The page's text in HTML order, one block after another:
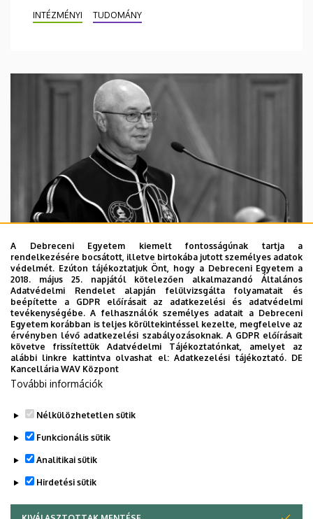
INTÉZMÉNYI TUDOMÁNY
2026. augusztus 5.
Díszdoktorát gyászolja a Debreceni
Egyetem
INTÉZMÉNYI TTK TUDOMÁNY
A Debreceni Egyetem kiemelt fontosságúnak tartja a
rendelkezésére bocsátott, illetve birtokába jutott személyes adatok
védelmét. Ezúton tájékoztatjuk Önt, hogy a Debreceni Egyetem a
2018. május 25. napjától kötelezően alkalmazandó Általános
Adatvédelmi Rendelet alapján felülvizsgálta folyamatait és
beépítette a GDPR előírásait az adatkezelési és adatvédelmi
tevékenységébe. A felhasználók személyes adatait a Debreceni
Egyetem korábban is teljes körültekintéssel kezelte, megfelelve az
érvényben lévő adatkezelési szabályozásoknak. A GDPR előírásait
követve frissítettük Adatvédelmi Tájékoztatónkat, amelyet az
alábbi linkre kattintva olvashat el:Adatkezelési tájékoztató. DE
Kancellária WAV Központ
További információk
Nélkülözhetetlen sütik
Funkcionális sütik
Analitikai sütik
Hirdetési sütik